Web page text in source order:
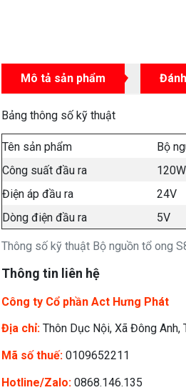
Mô tả sản phẩm
Bảng thông số kỹ thuật
Thông số kỹ thuật Bộ nguồn tổ ong
Tên sản phẩm
Bộ
Công suất đầu ra
120W
Điện áp đầu ra
24V
Dòng điện đầu ra
5V
Thông tin liên hệ
Công ty Cổ phần Act Hưng Phát
Địa chỉ: Thôn Dục Nội, Xã Đông Anh,
Mã số thuế: 0109652211
Hotline/Zalo: 0868.146.135